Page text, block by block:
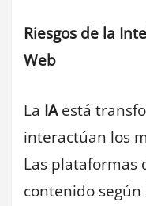
Riesgos de la
Web
La IAestá
interactúan los
Las plataformas
contenido